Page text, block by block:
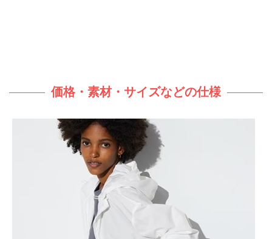
価格・素材・サイズなどの仕様